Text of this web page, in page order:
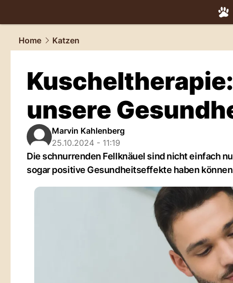
tiere.NAU.ch
Home
Katzen
unsere
Marvin Kahlenberg
25.10.2024 - 11:19
Die schnurrenden Fellknäuel sind nicht einfach
sogar positive Gesundheitseffekte haben